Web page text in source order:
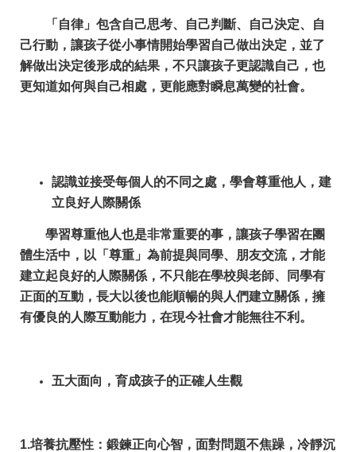
「自律」包含自己思考、自己判斷、自己決定、自
己行動，讓孩子從小事情開始學習自己做出決定，並了
解做出決定後形成的結果，不只讓孩子更認識自己，也
更知道如何與自己相處，更能應對瞬息萬變的社會。
認識並接受每個人的不同之處，學會尊重他人，建
立良好人際關係
學習尊重他人也是非常重要的事，讓孩子學習在團
體生活中，以「尊重」為前提與同學、朋友交流，才能
建立起良好的人際關係，不只能在學校與老師、同學有
正面的互動，長大以後也能順暢的與人們建立關係，擁
有優良的人際互動能力，在現今社會才能無往不利。
五大面向，育成孩子的正確人生觀
1.培養抗壓性 ：鍛鍊正向心智，面對問題不焦躁，冷靜沉